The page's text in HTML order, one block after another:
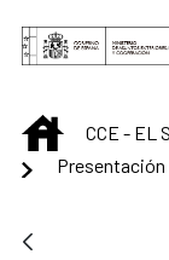
Saltar al
INICIOCCE - EL
Presentación